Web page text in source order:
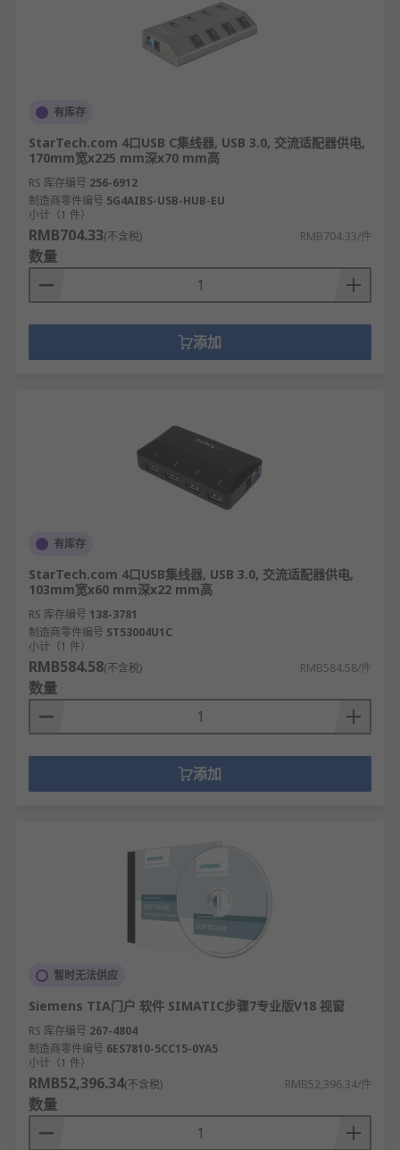
有库存
StarTech.com 4口USB C集线器, USB 3.0, 交流适配器供电,
170mm宽x225 mm深x70 mm高
RS 库存编号 256-6912
制造商零件编号 5G4AIBS-USB-HUB-EU
小计（1 件）
RMB704.33(不含税) RMB704.33/件
数量
添加
有库存
StarTech.com 4口USB集线器, USB 3.0, 交流适配器供电,
103mm宽x60 mm深x22 mm高
RS 库存编号 138-3781
制造商零件编号 ST53004U1C
小计（1 件）
RMB584.58(不含税) RMB584.58/件
数量
添加
暂时无法供应
Siemens TIA门户 软件 SIMATIC步骤7专业版V18 视窗
RS 库存编号 267-4804
制造商零件编号 6ES7810-5CC15-0YA5
小计（1 件）
RMB52,396.34(不含税) RMB52,396.34/件
数量